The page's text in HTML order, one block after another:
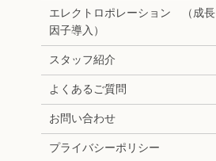
エレクトロポレーション （成長
因子導入）
スタッフ紹介
よくあるご質問
お問い合わせ
プライバシーポリシー